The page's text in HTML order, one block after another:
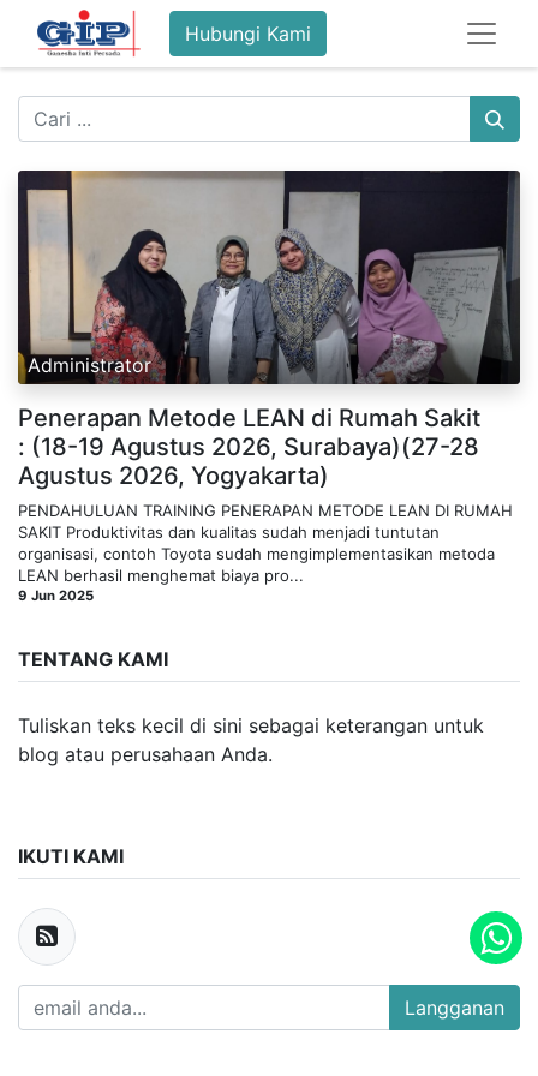
Hubungi Kami
Administrator
Penerapan Metode LEAN di Rumah Sakit
: (18-19 Agustus 2026, Surabaya)(27-28
Agustus 2026, Yogyakarta)
PENDAHULUAN TRAINING PENERAPAN METODE LEAN DI RUMAH
SAKIT Produktivitas dan kualitas sudah menjadi tuntutan
organisasi, contoh Toyota sudah mengimplementasikan metoda
LEAN berhasil menghemat biaya pro...
9 Jun 2025
TENTANG KAMI
Tuliskan teks kecil di sini sebagai keterangan untuk
blog atau perusahaan Anda.
IKUTI KAMI
Langganan